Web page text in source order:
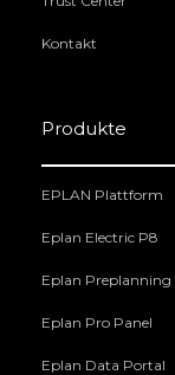
Kontakt
Produkte
EPLAN Plattform
Eplan Electric P8
Eplan Preplanning
Eplan Pro Panel
Eplan Data Portal